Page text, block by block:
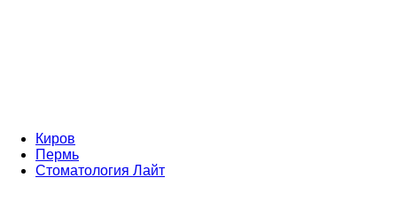
Киров
Пермь
Стоматология Лайт